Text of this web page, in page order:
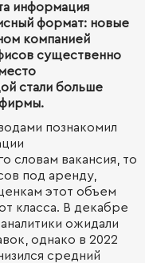
информация
формат: новые
компанией
существенно
стали больше
фирмы.
познакомил
словам вакансия, то
под аренду,
этот объем
класса. В декабре
ожидали
однако в 2022
средний